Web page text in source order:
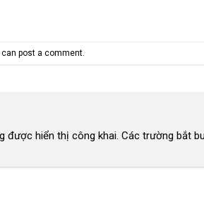
post a comment
được hiển thị công khai. Các trường bắt